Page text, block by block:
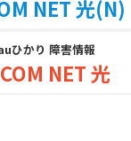
NET 光(N)
ひかり 障害情報
NET 光